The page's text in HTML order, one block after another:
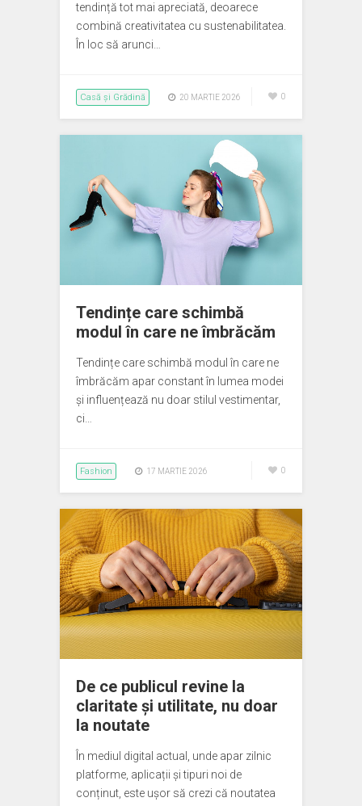
tendință tot mai apreciată, deoarece
combină creativitatea cu sustenabilitatea.
În loc să arunci…
Casă și Grădină 20 MARTIE 2026 0
Tendințe care schimbă
modul în care ne îmbrăcăm
Tendințe care schimbă modul în care ne
îmbrăcăm apar constant în lumea modei
și influențează nu doar stilul vestimentar,
ci…
Fashion 17 MARTIE 2026 0
De ce publicul revine la
claritate și utilitate, nu doar
la noutate
În mediul digital actual, unde apar zilnic
platforme, aplicații și tipuri noi de
conținut, este ușor să crezi că noutatea